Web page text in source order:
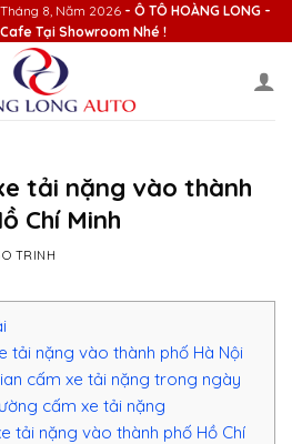
8, Năm 2026 - Ô TÔ HOÀNG LONG -
Cafe Tại Showroom Nhé !
tải nặng vào thành
Chí Minh
TRINH
tải nặng vào thành phố Hà Nội
cấm xe tải nặng trong ngày
cấm xe tải nặng
tải nặng vào thành phố Hồ Chí